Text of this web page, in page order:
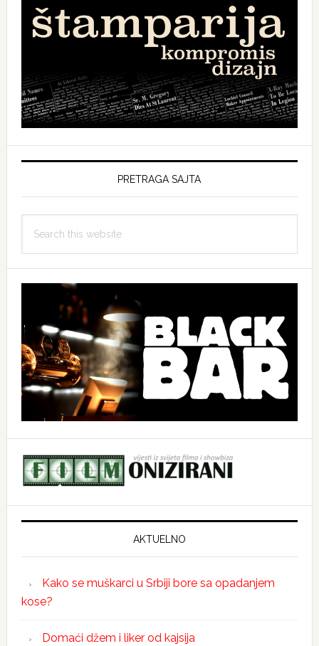
PRETRAGA SAJTA
this
AKTUELNO
Kako se muškarci u Srbiji bore sa opadanjem
kose?
Domaći džem i liker od kajsija